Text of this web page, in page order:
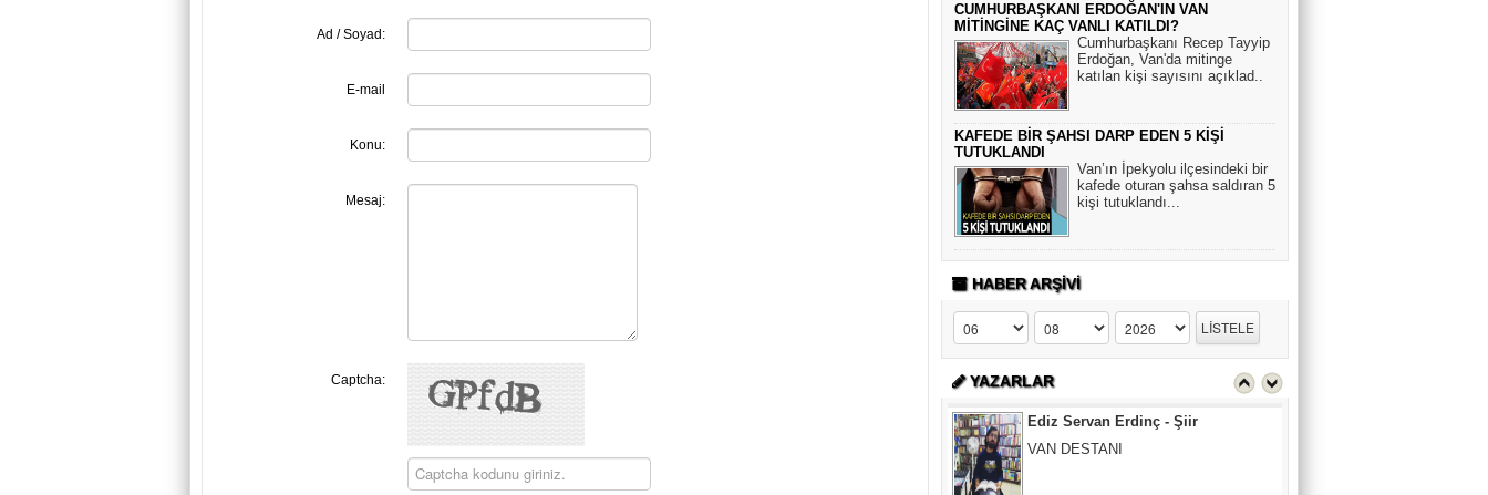
Ad / Soyad:
E-mail
Konu:
Mesaj:
Captcha:
CUMHURBAŞKANI ERDOĞAN'IN VAN
MİTİNGİNE KAÇ VANLI KATILDI?
Cumhurbaşkanı Recep Tayyip
Erdoğan, Van'da mitinge
katılan kişi sayısını açıklad..
KAFEDE BİR ŞAHSI DARP EDEN 5 KİŞİ
TUTUKLANDI
Van’ın İpekyolu ilçesindeki bir
kafede oturan şahsa saldıran 5
kişi tutuklandı...
HABER ARŞİVİ
YAZARLAR
Ediz Servan Erdinç - Şiir
VAN DESTANI
Mehmet Faruk Akgeyik